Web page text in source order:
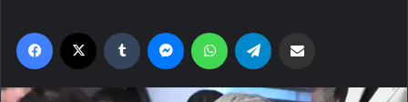
Facebook Tumblr MessengerWhatsApp